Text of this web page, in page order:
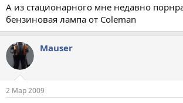
А из стационарного мне недавно
бензиновая лампа от Coleman
Mauser
2 Мар 2009